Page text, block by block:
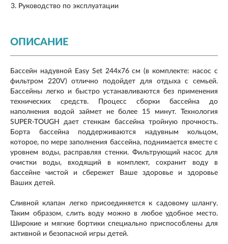
Руководство по эксплуатации
ОПИСАНИЕ
Бассейн надувной Easy Set 244х76 см (в комплекте: насос с
фильтром 220V) отлично подойдет для отдыха с семьей.
Бассейны легко и быстро устанавливаются без применения
технических средств. Процесс сборки бассейна до
наполнения водой займет не более 15 минут. Технология
SUPER-TOUGH дает стенкам бассейна тройную прочность.
Борта бассейна поддерживаются надувным кольцом,
которое, по мере заполнения бассейна, поднимается вместе с
уровнем воды, расправляя стенки. Фильтрующий насос для
очистки воды, входящий в комплект, сохранит воду в
бассейне чистой и сбережет Ваше здоровье и здоровье
Ваших детей.
Сливной клапан легко присоединяется к садовому шлангу.
Таким образом, слить воду можно в любое удобное место.
Широкие и мягкие бортики специально приспособлены для
активной и безопасной игры детей.